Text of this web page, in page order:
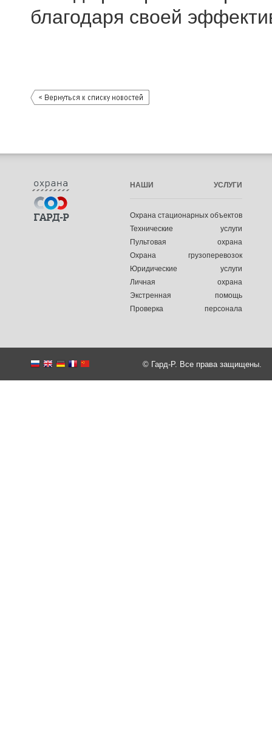
благодаря своей
НАШИ УСЛУГИ
Охрана стационарных объектов
Технические услуги
Пультовая охрана
Охрана грузоперевозок
Юридические услуги
Личная охрана
Экстренная помощь
Проверка персонала
© Гард-Р. Все права защищены.